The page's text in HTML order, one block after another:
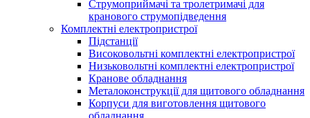
Струмоприймачі та тролетримачі для
кранового струмопідведення
Комплектні електропристрої
Підстанції
Високовольтні комплектні електропристрої
Низьковольтні комплектні електропристрої
Кранове обладнання
Металоконструкції для щитового обладнання
Корпуси для виготовлення щитового
обладнання